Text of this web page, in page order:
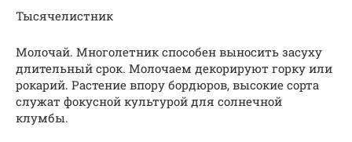
Тысячелистник
Молочай. Многолетник способен выносить засуху
длительный срок. Молочаем декорируют горку или
рокарий. Растение впору бордюров, высокие сорта
служат фокусной культурой для солнечной
клумбы.